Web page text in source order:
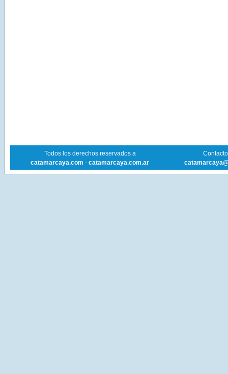
Todos los derechos reservados a
catamarcaya.com - catamarcaya.com.ar